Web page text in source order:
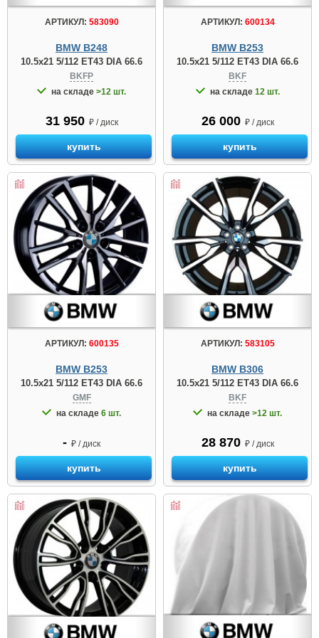
АРТИКУЛ: 583090
BMW B248
10.5x21 5/112 ET43 DIA 66.6
BKFP
на складе >12 шт.
31 950 ₽ / диск
купить
АРТИКУЛ: 600134
BMW B253
10.5x21 5/112 ET43 DIA 66.6
BKF
на складе 12 шт.
26 000 ₽ / диск
купить
АРТИКУЛ: 600135
BMW B253
10.5x21 5/112 ET43 DIA 66.6
GMF
на складе 6 шт.
- ₽ / диск
купить
АРТИКУЛ: 583105
BMW B306
10.5x21 5/112 ET43 DIA 66.6
BKF
на складе >12 шт.
28 870 ₽ / диск
купить